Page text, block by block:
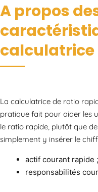
A propos
calculatrice
La calculatrice de ratio
pratique fait pour aider les
le ratio rapide, plutôt que
simplement y insérer le
actif courant rapide ;
responsabilités